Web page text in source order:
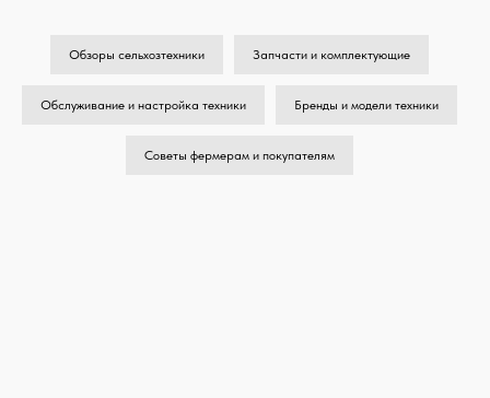
Обзоры сельхозтехники Запчасти и комплектующие
Обслуживание и настройка техники Бренды и модели техники
Советы фермерам и покупателям